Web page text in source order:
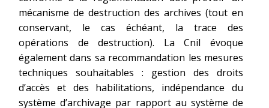
mécanisme de destruction des archives (tout en
conservant, le cas échéant, la trace des
opérations de destruction). La Cnil évoque
également dans sa recommandation les mesures
techniques souhaitables : gestion des droits
d’accès et des habilitations, indépendance du
système d’archivage par rapport au système de